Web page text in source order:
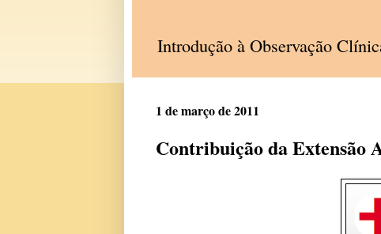
Introdução à Observação
1 de março de 2011
Contribuição da Extensão